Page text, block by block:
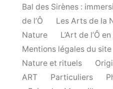
Bal des Sirènes :
de l’Ô
Les Arts de la
Nature
L’Art de l’Ô
Mentions légales du site
Nature et rituels
ART
Particuliers